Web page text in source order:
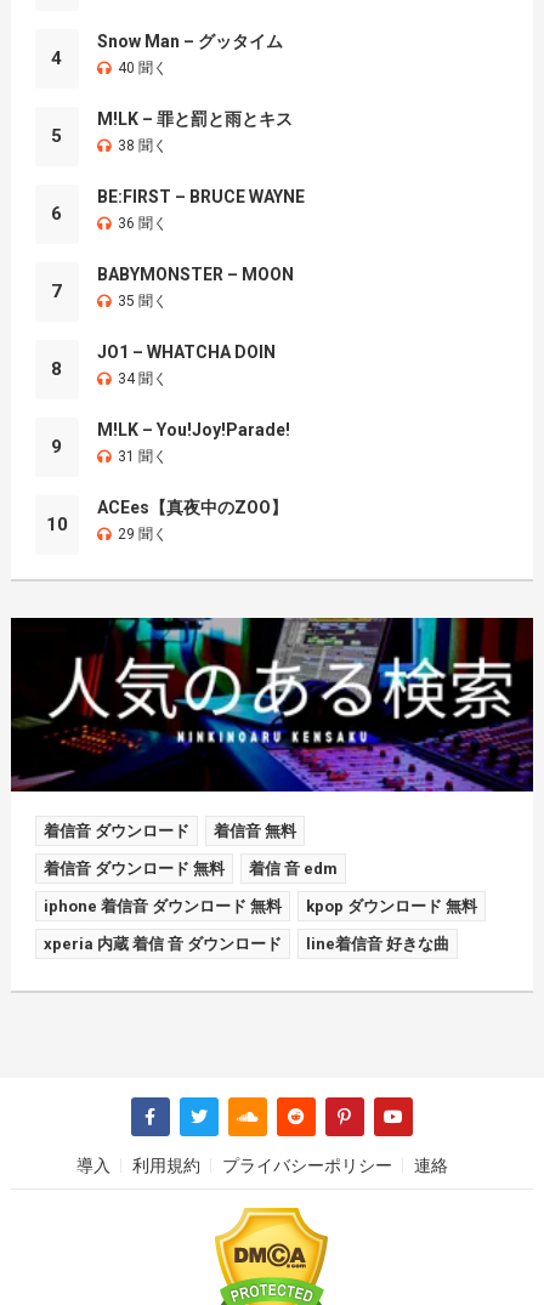
4
Snow Man – グッタイム
40 聞く
5
M!LK – 罪と罰と雨とキス
38 聞く
6
BE:FIRST – BRUCE WAYNE
36 聞く
7
BABYMONSTER – MOON
35 聞く
8
JO1 – WHATCHA DOIN
34 聞く
9
M!LK – You!Joy!Parade!
31 聞く
10
ACEes【真夜中のZOO】
29 聞く
着信音 ダウンロード 着信音 無料
着信音 ダウンロード 無料 着信 音 edm
iphone 着信音 ダウンロード 無料 kpop ダウンロード 無料
xperia 内蔵 着信 音 ダウンロード line着信音 好きな曲
導入 利用規約 プライバシーポリシー 連絡